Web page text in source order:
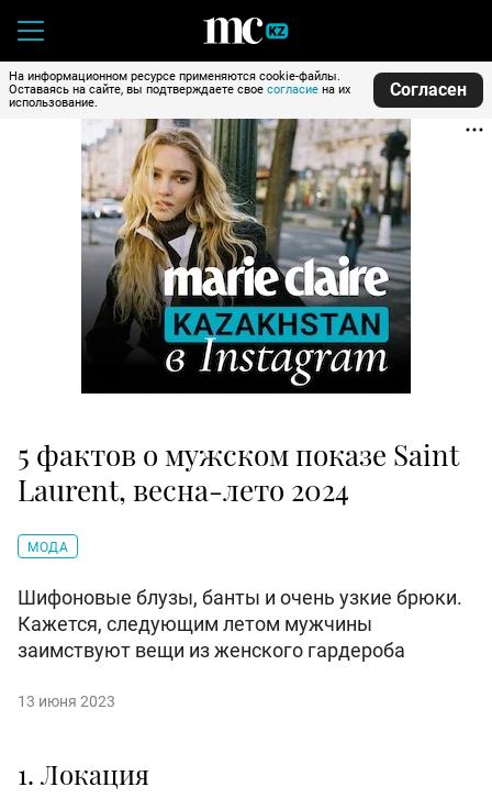
На информационном ресурсе применяются cookie-файлы.
Оставаясь на сайте, вы подтверждаете свое согласие на их
использование.
Согласен
5 фактов о мужском показе Saint
Laurent, весна-лето 2024
МОДА
Шифоновые блузы, банты и очень узкие брюки.
Кажется, следующим летом мужчины
заимствуют вещи из женского гардероба
13 июня 2023
1. Локация